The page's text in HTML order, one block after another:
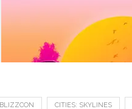
BLIZZCON CITIES: SKYLINES